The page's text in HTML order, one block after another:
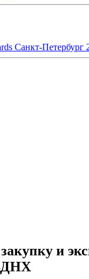
Санкт-Петербург
и